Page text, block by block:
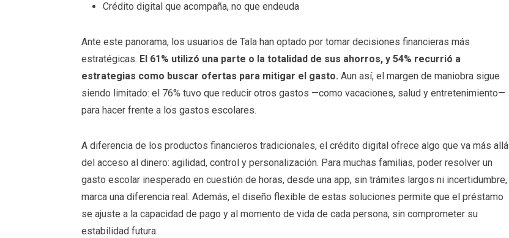
Crédito digital que acompaña, no que endeuda
Ante este panorama, los usuarios de Tala han optado por tomar decisiones financieras más
estratégicas. El 61% utilizó una parte o la totalidad de sus ahorros, y 54% recurrió a
estrategias como buscar ofertas para mitigar el gasto. Aun así, el margen de maniobra sigue
siendo limitado: el 76% tuvo que reducir otros gastos —como vacaciones, salud y entretenimiento—
para hacer frente a los gastos escolares.
A diferencia de los productos financieros tradicionales, el crédito digital ofrece algo que va más allá
del acceso al dinero: agilidad, control y personalización. Para muchas familias, poder resolver un
gasto escolar inesperado en cuestión de horas, desde una app, sin trámites largos ni incertidumbre,
marca una diferencia real. Además, el diseño flexible de estas soluciones permite que el préstamo
se ajuste a la capacidad de pago y al momento de vida de cada persona, sin comprometer su
estabilidad futura.